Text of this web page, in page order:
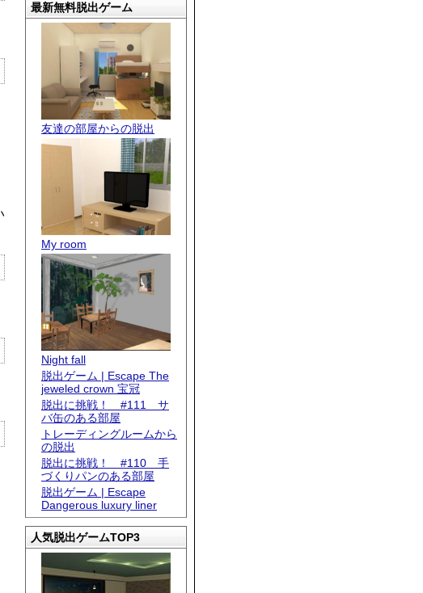
最新無料脱出ゲーム
友達の部屋からの脱出
My room
Night fall
脱出ゲーム | Escape The
jeweled crown 宝冠
脱出に挑戦！ #111 サ
バ缶のある部屋
トレーディングルームから
の脱出
脱出に挑戦！ #110 手
づくりパンのある部屋
脱出ゲーム | Escape
Dangerous luxury liner
人気脱出ゲームTOP3